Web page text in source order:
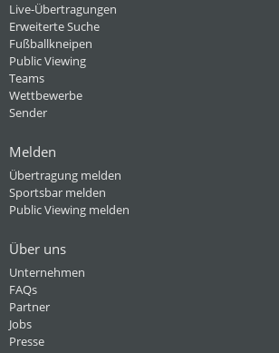
Live-Übertragungen
Erweiterte Suche
Fußballkneipen
Public Viewing
Teams
Wettbewerbe
Sender
Melden
Übertragung melden
Sportsbar melden
Public Viewing melden
Über uns
Unternehmen
FAQs
Partner
Jobs
Presse